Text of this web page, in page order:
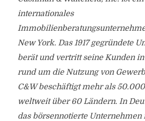
internationales
New York. Das 1917 gegründete
berät und vertritt seine Kunden
rund um die Nutzung von
C&W beschäftigt mehr als
weltweit über 60 Ländern. In
das börsennotierte Unternehmen